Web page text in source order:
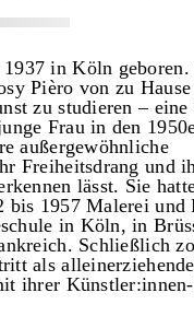
in Köln
Pièro von zu
zu studieren – eine
Frau in den
außergewöhnliche
Freiheitsdrang und
lässt. Sie
bis 1957 Malerei und
in Köln, in
Schließlich
als
ihrer